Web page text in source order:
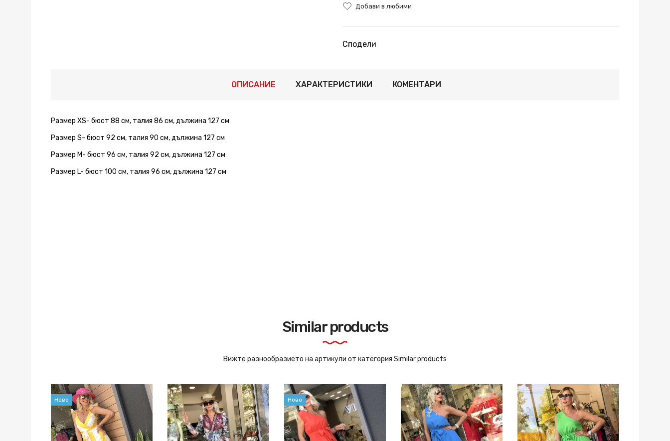
Добави в любими
Сподели
ОПИСАНИЕ ХАРАКТЕРИСТИКИ КОМЕНТАРИ
Размер XS- бюст 88 см, талия 86 см, дължина 127 см
Размер S- бюст 92 см, талия 90 см, дължина 127 см
Размер M- бюст 96 см, талия 92 см, дължина 127 см
Размер L- бюст 100 см, талия 96 см, дължина 127 см
Similar products
Вижте разнообразието на артикули от категория Similar products
Ново Ново